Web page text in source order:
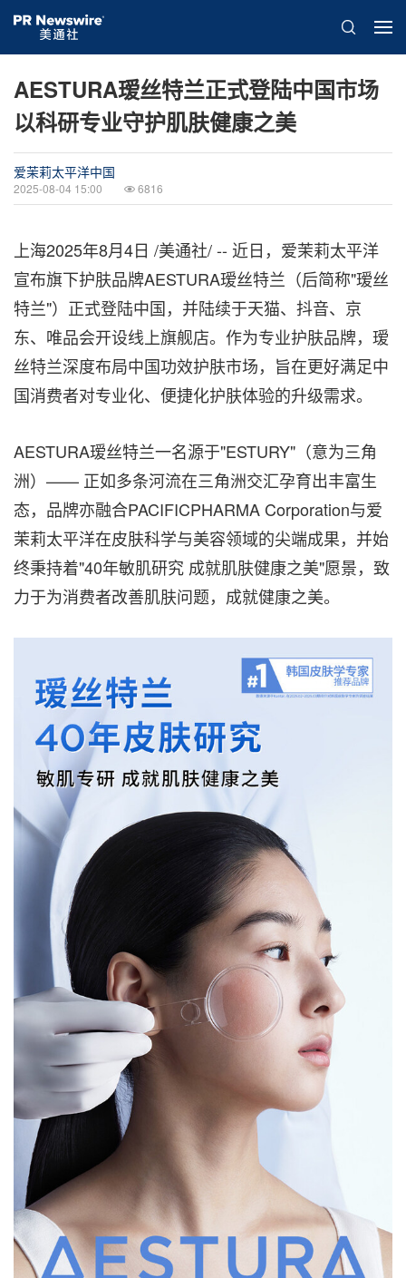
AESTURA瑷丝特兰正式登陆中国市场
以科研专业守护肌肤健康之美
爱茉莉太平洋中国
2025-08-04 15:00 6816
上海2025年8月4日 /美通社/ -- 近日 ，爱茉莉太平洋
宣布旗下护肤品牌AESTURA瑷丝特兰（后简称"瑷丝
特兰"）正式登陆中国，并陆续于天猫、抖音、京
东、唯品会开设线上旗舰店。作为专业护肤品牌，瑷
丝特兰深度布局中国功效护肤市场，旨在更好满足中
国消费者对专业化、便捷化护肤体验的升级需求。
AESTURA瑷丝特兰一名源于"ESTURY"（意为三角
洲）—— 正如多条河流在三角洲交汇孕育出丰富生
态，品牌亦融合PACIFICPHARMA Corporation与爱
茉莉太平洋在皮肤科学与美容领域的尖端成果，并始
终秉持着"40年敏肌研究 成就肌肤健康之美"愿景，致
力于为消费者改善肌肤问题，成就健康之美。